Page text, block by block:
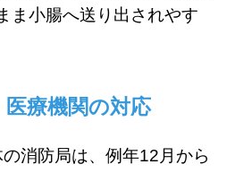
ま小腸へ送り出されやす
療機関の対応
消防局は、例年12月から